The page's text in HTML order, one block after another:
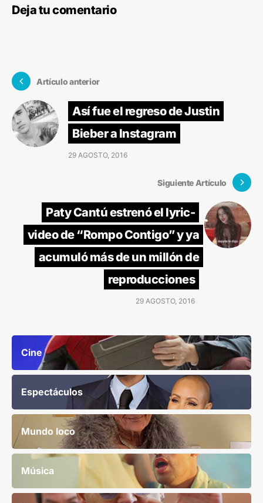
Deja tu comentario
Artículo anterior
Así fue el regreso de Justin
Bieber a Instagram
29 AGOSTO, 2016
Siguiente Artículo
Paty Cantú estrenó el lyric-
video de “Rompo Contigo” y ya
acumuló más de un millón de
reproducciones
29 AGOSTO, 2016
Cine
Espectáculos
Mundo loco
Música